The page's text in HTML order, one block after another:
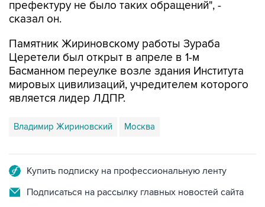
префектуру не было таких обращений", -
сказал он.
Памятник Жириновскому работы Зураба
Церетели был открыт в апреле в 1-м
Басманном переулке возле здания Института
мировых цивилизаций, учредителем которого
является лидер ЛДПР.
Владимир Жириновский Москва
Купить подписку на профессиональную ленту
Подписаться на рассылку главных новостей сайта